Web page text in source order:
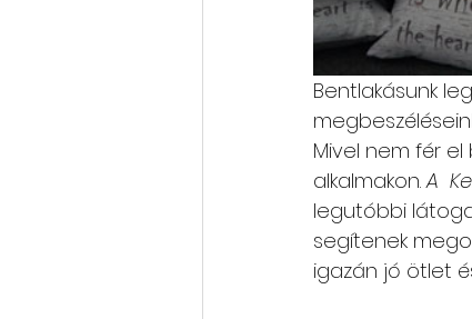
Bentlakásunk
Mivel nem fér
alkalmakon. A
legutóbbi
segítenek
igazán jó ötlet